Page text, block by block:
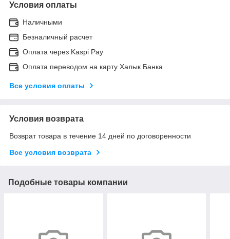
Условия оплаты
Наличными
Безналичный расчет
Оплата через Kaspi Pay
Оплата переводом на карту Халык Банка
Все условия оплаты
Условия возврата
Возврат товара в течение 14 дней по договоренности
Все условия возврата
Подобные товары компании